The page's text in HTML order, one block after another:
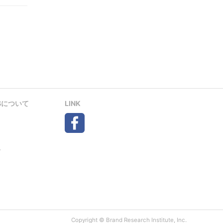
ついて
LINK
Copyright © Brand Research Institute, Inc.